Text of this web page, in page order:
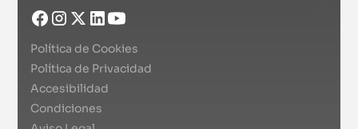
Política de Cookies
Política de Privacidad
Accesibilidad
Condiciones